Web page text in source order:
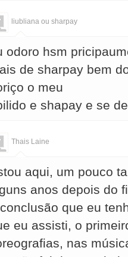
liubliana ou sharpay
odoro hsm
de sharpay bem
o meu
e shapay e se
Thais Laine
aqui, um pouco
anos depois do
que eu
eu assisti, o
nas